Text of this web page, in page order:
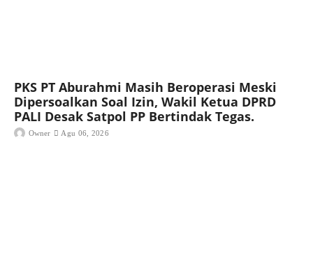
PKS PT Aburahmi Masih Beroperasi Meski
Dipersoalkan Soal Izin, Wakil Ketua DPRD
PALI Desak Satpol PP Bertindak Tegas.
Owner Agu 06, 2026